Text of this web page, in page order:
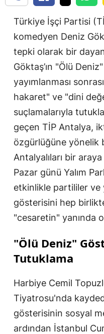
Türkiye İşçi Partisi
komedyen Deniz
tepki olarak bir
Göktaş’ın "Ölü
yayımlanması
hakaret" ve "dini
suçlamalarıyla
geçen TİP Antalya,
özgürlüğüne yönelik
Antalyalıları bir
Pazar günü Yalım
etkinlikle partililer ve
gösterisini hep
"cesaretin" yanında
"Ölü Deniz"
Tutuklama
Harbiye Cemil
Tiyatrosu'nda
gösterisinin sosyal
ardından İstanbul